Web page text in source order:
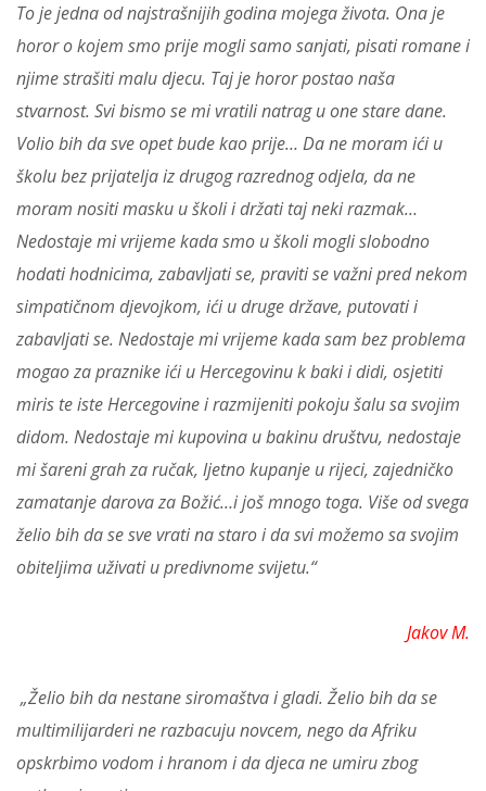
To je jedna od najstrašnijih godina mojega života. Ona je
horor o kojem smo prije mogli samo sanjati, pisati romane i
njime strašiti malu djecu. Taj je horor postao naša
stvarnost. Svi bismo se mi vratili natrag u one stare dane.
Volio bih da sve opet bude kao prije… Da ne moram ići u
školu bez prijatelja iz drugog razrednog odjela, da ne
moram nositi masku u školi i držati taj neki razmak…
Nedostaje mi vrijeme kada smo u školi mogli slobodno
hodati hodnicima, zabavljati se, praviti se važni pred nekom
simpatičnom djevojkom, ići u druge države, putovati i
zabavljati se. Nedostaje mi vrijeme kada sam bez problema
mogao za praznike ići u Hercegovinu k baki i didi, osjetiti
miris te iste Hercegovine i razmijeniti pokoju šalu sa svojim
didom. Nedostaje mi kupovina u bakinu društvu, nedostaje
mi šareni grah za ručak, ljetno kupanje u rijeci, zajedničko
zamatanje darova za Božić…i još mnogo toga. Više od svega
želio bih da se sve vrati na staro i da svi možemo sa svojim
obiteljima uživati u predivnome svijetu.“
Jakov M.
„Želio bih da nestane siromaštva i gladi. Želio bih da se
multimilijarderi ne razbacuju novcem, nego da Afriku
opskrbimo vodom i hranom i da djeca ne umiru zbog